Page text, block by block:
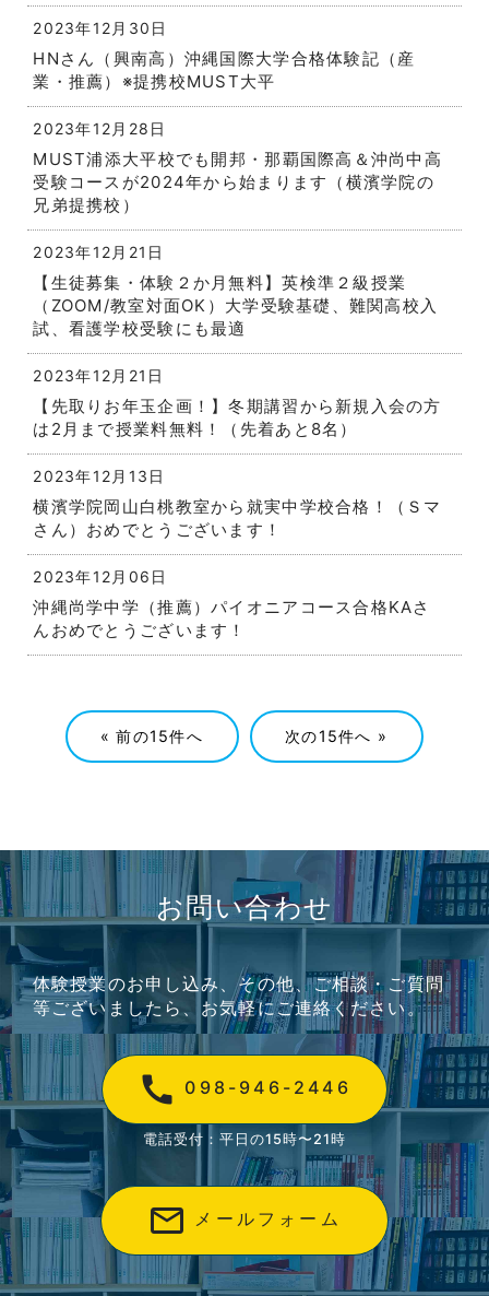
2023年12月30日
HNさん（興南高）沖縄国際大学合格体験記（産
業・推薦）※提携校MUST大平
2023年12月28日
MUST浦添大平校でも開邦・那覇国際高＆沖尚中高
受験コースが2024年から始まります（横濱学院の
兄弟提携校）
2023年12月21日
【生徒募集・体験２か月無料】英検準２級授業
（ZOOM/教室対面OK）大学受験基礎、難関高校入
試、看護学校受験にも最適
2023年12月21日
【先取りお年玉企画！】冬期講習から新規入会の方
は2月まで授業料無料！（先着あと8名）
2023年12月13日
横濱学院岡山白桃教室から就実中学校合格！（Ｓマ
さん）おめでとうございます！
2023年12月06日
沖縄尚学中学（推薦）パイオニアコース合格KAさ
んおめでとうございます！
« »
お問い合わせ
体験授業のお申し込み、その他、ご相談・ご質問
等ございましたら、お気軽にご連絡ください。
call 098-946-2446
電話受付：平日の15時〜21時
mail_outline メールフォーム